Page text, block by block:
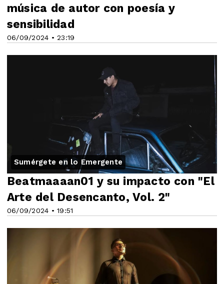
06/09/2024 • 23:19
música de autor con poesía y
sensibilidad
Sumérgete en lo Emergente
06/09/2024 • 19:51
Beatmaaaan01 y su impacto con "El
Arte del Desencanto, Vol. 2"